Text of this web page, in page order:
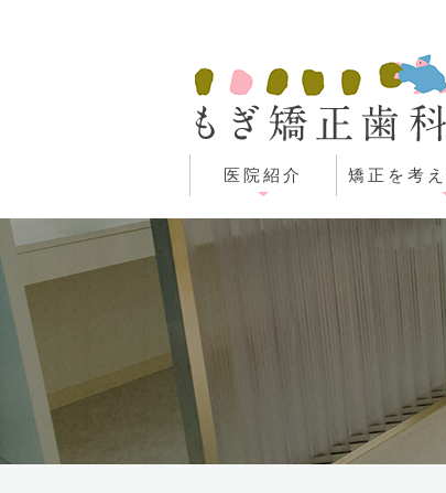
医院紹介 矯正を考